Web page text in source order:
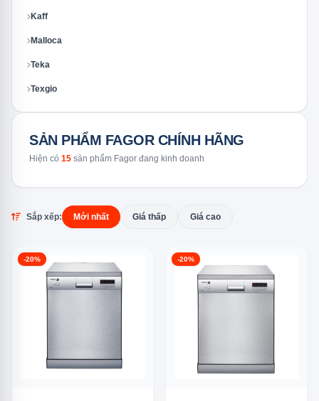
Kaff
Malloca
Teka
Texgio
SẢN PHẨM FAGOR CHÍNH HÃNG
Hiện có 15 sản phẩm Fagor đang kinh doanh
Sắp xếp: Mới nhất Giá thấp Giá cao
-20% -20%